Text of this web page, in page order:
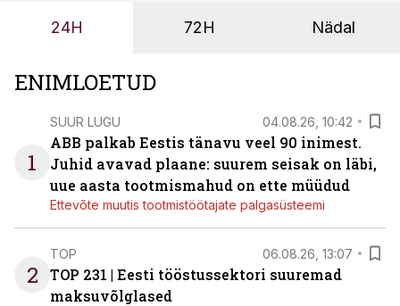
24H 72H Nädal
ENIMLOETUD
1
SUUR LUGU 04.08.26, 10:42
ABB palkab Eestis tänavu veel 90 inimest.
Juhid avavad plaane: suurem seisak on läbi,
uue aasta tootmismahud on ette müüdud
Ettevõte muutis tootmistöötajate palgasüsteemi
2
TOP 06.08.26, 13:07
TOP 231 | Eesti tööstussektori suuremad
maksuvõlglased